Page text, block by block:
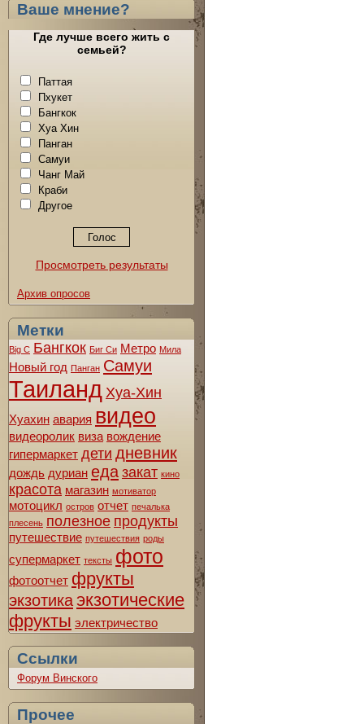
Ваше мнение?
Где лучше всего жить с
семьей?
Паттая
Пхукет
Бангкок
Хуа Хин
Панган
Самуи
Чанг Май
Краби
Другое
Просмотреть результаты
Архив опросов
Метки
Big C Бангкок Биг Си Метро Мила
Новый год Панган Самуи
Таиланд Хуа-Хин
Хуахин авария видео
видеоролик виза вождение
гипермаркет дети дневник
дождь дуриан еда закат кино
красота магазин мотиватор
мотоцикл остров отчет печалька
плесень полезное продукты
путешествие путешествия роды
супермаркет тексты фото
фотоотчет фрукты
экзотикаэкзотические
фрукты электричество
Ссылки
Форум Винского
Прочее